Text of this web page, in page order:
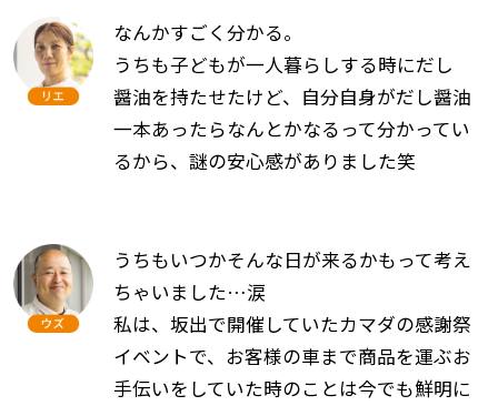
なんかすごく分かる。
うちも子どもが一人暮らしする時にだし
醤油を持たせたけど、自分自身がだし醤油
一本あったらなんとかなるって分かってい
るから、謎の安心感がありました笑
うちもいつかそんな日が来るかもって考え
ちゃいました…涙
私は、坂出で開催していたカマダの感謝祭
イベントで、お客様の車まで商品を運ぶお
手伝いをしていた時のことは今でも鮮明に